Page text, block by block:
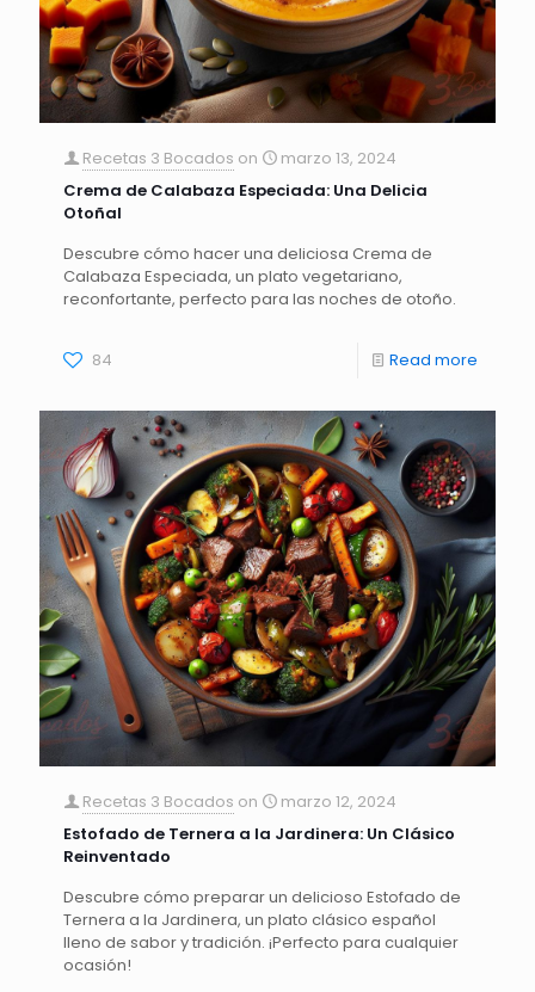
Recetas 3 Bocados on
marzo 13, 2024
Crema de Calabaza Especiada: Una Delicia
Otoñal
Descubre cómo hacer una deliciosa Crema de
Calabaza Especiada, un plato vegetariano,
reconfortante, perfecto para las noches de otoño.
84 Read more
Recetas 3 Bocados on
marzo 12, 2024
Estofado de Ternera a la Jardinera: Un Clásico
Reinventado
Descubre cómo preparar un delicioso Estofado de
Ternera a la Jardinera, un plato clásico español
lleno de sabor y tradición. ¡Perfecto para cualquier
ocasión!